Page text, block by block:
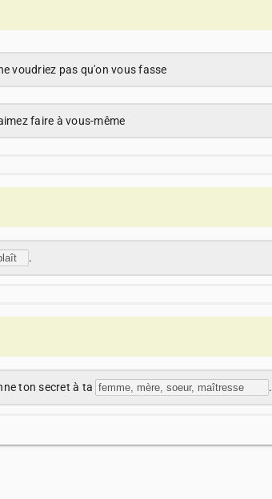
voudriez pas qu'on vous fasse
faire à vous-même
.
ton secret à ta .